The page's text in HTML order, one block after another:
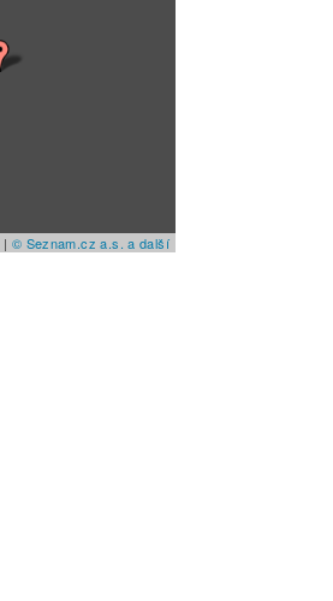
| © Seznam.cz a.s. a další